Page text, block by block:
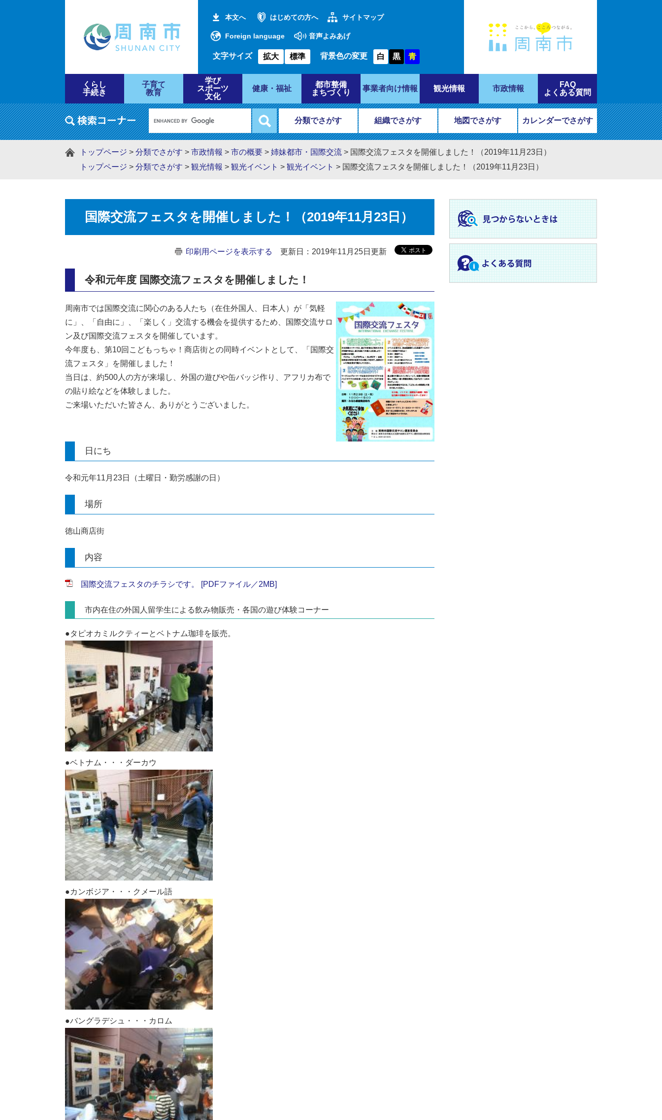
本文へ はじめての方へ サイトマップ
Foreign language 音声よみあげ
文字サイズ 拡大 標準 背景色の変更 白 黒 青
くらし
手続き
子育て
教育
学び
スポーツ
文化
健康・福祉
都市整備
まちづくり
事業者向け情報 観光情報 市政情報
FAQ
よくある質問
分類でさがす 組織でさがす 地図でさがす カレンダーでさがす
トップページ > 分類でさがす > 市政情報 > 市の概要 > 姉妹都市・国際交流 > 国際交流フェスタを開催しました！（2019年11月23日）
トップページ > 分類でさがす > 観光情報 > 観光イベント > 観光イベント > 国際交流フェスタを開催しました！（2019年11月23日）
国際交流フェスタを開催しました！（2019年11月23日）
印刷用ページを表示する 更新日：2019年11月25日更新
令和元年度 国際交流フェスタを開催しました！
周南市では国際交流に関心のある人たち（在住外国人、日本人）が「気軽
に」、「自由に」、「楽しく」交流する機会を提供するため、国際交流サロ
ン及び国際交流フェスタを開催しています。
今年度も、第10回こどもっちゃ！商店街との同時イベントとして、「国際交
流フェスタ」を開催しました！
当日は、約500人の方が来場し、外国の遊びや缶バッジ作り、アフリカ布で
の貼り絵などを体験しました。
ご来場いただいた皆さん、ありがとうございました。
日にち
令和元年11月23日（土曜日・勤労感謝の日）
場所
徳山商店街
内容
国際交流フェスタのチラシです。 [PDFファイル／2MB]
市内在住の外国人留学生による飲み物販売・各国の遊び体験コーナー
●タピオカミルクティーとベトナム珈琲を販売。
●ベトナム・・・ダーカウ
●カンボジア・・・クメール語
●バングラデシュ・・・カロム